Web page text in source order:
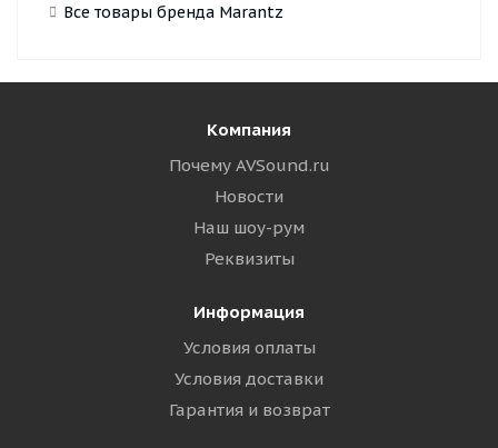
Все товары бренда Marantz
Компания
Почему AVSound.ru
Новости
Наш шоу-рум
Реквизиты
Информация
Условия оплаты
Условия доставки
Гарантия и возврат